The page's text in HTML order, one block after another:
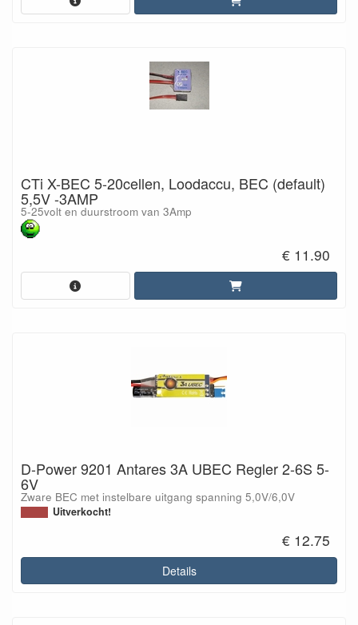
CTi X-BEC 5-20cellen, Loodaccu, BEC (default)
5,5V -3AMP
5-25volt en duurstroom van 3Amp
€ 11.90
D-Power 9201 Antares 3A UBEC Regler 2-6S 5-
6V
Zware BEC met instelbare uitgang spanning 5,0V/6,0V
Uitverkocht!
€ 12.75
Details